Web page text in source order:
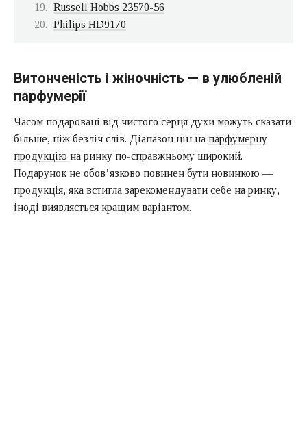
Russell Hobbs 23570-56
Philips HD9170
Витонченість і жіночність — в улюбленій
парфумерії
Часом подаровані від чистого серця духи можуть сказати
більше, ніж безліч слів. Діапазон цін на парфумерну
продукцію на ринку по-справжньому широкий.
Подарунок не обов’язково повинен бути новинкою —
продукція, яка встигла зарекомендувати себе на ринку,
іноді виявляється кращим варіантом.